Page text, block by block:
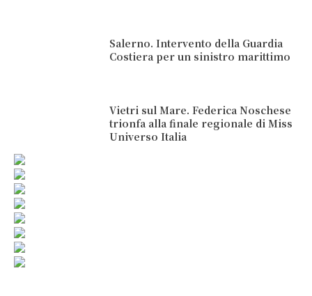
Salerno. Intervento della Guardia
Costiera per un sinistro marittimo
Vietri sul Mare. Federica Noschese
trionfa alla finale regionale di Miss
Universo Italia